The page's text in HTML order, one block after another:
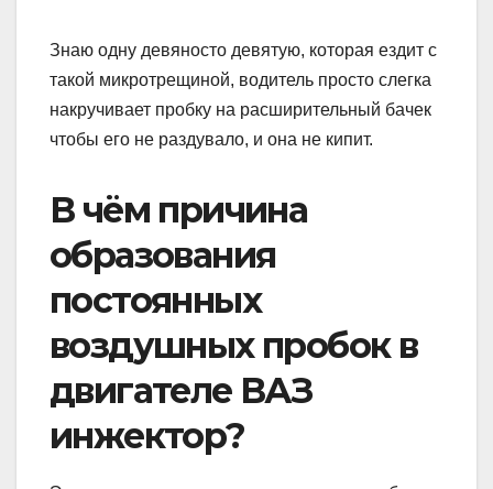
Знаю одну девяносто девятую, которая ездит с
такой микротрещиной, водитель просто слегка
накручивает пробку на расширительный бачек
чтобы его не раздувало, и она не кипит.
В чём причина
образования
постоянных
воздушных пробок в
двигателе ВАЗ
инжектор?